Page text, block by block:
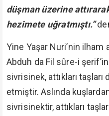
düşman üzerine
hezimete uğratmıştı.”
Yine Yaşar Nuri’nin ilham
Abduh da Fil sûre-i
sivrisinek, attıkları
etmiştir. Aslında
sivrisinektir, attıkları